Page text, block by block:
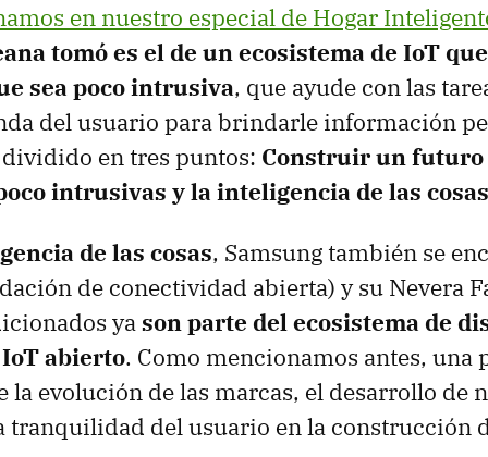
en nuestro especial de Hogar
tomó es el de un ecosistema de IoT
sea poco intrusiva, que ayude con las
del usuario para brindarle información
dividido en tres puntos: Construir un futuro
intrusivas y la inteligencia de las
de las cosas, Samsung también se
de conectividad abierta) y su Nevera
yason parte del ecosistema de
abierto. Como mencionamos antes, una
evolución de las marcas, el desarrollo de
tranquilidad del usuario en la construcción